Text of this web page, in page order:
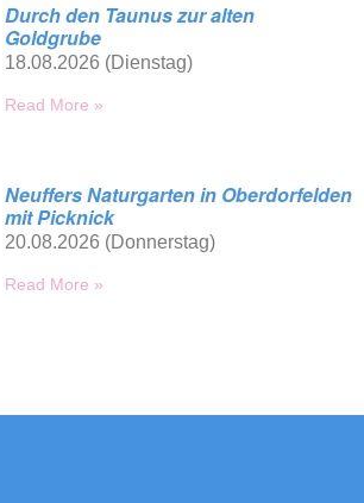
Durch den Taunus zur alten
Goldgrube
18.08.2026 (Dienstag)
Read More »
Neuffers Naturgarten in Oberdorfelden
mit Picknick
20.08.2026 (Donnerstag)
Read More »